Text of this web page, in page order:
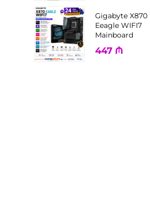
Gigabyte X870
Eeagle WIFI7
Mainboard
447 ₼